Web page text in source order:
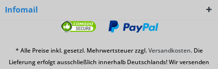
Infomail
* Alle Preise inkl. gesetzl. Mehrwertsteuer zzgl.Versandkosten. Die
Lieferung erfolgt ausschließlich innerhalb Deutschlands! Wir versenden